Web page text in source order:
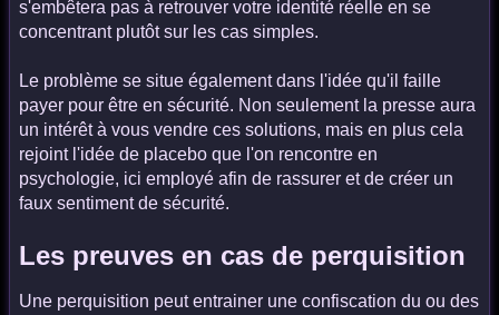
s'embêtera pas à retrouver votre identité réelle en se
concentrant plutôt sur les cas simples.
Le problème se situe également dans l'idée qu'il faille
payer pour être en sécurité. Non seulement la presse aura
un intérêt à vous vendre ces solutions, mais en plus cela
rejoint l'idée de placebo que l'on rencontre en
psychologie, ici employé afin de rassurer et de créer un
faux sentiment de sécurité.
Les preuves en cas de perquisition
Une perquisition peut entrainer une confiscation du ou des